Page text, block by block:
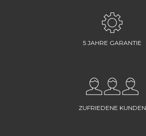
5 JAHRE GARANTIE
ZUFRIEDENE KUNDEN